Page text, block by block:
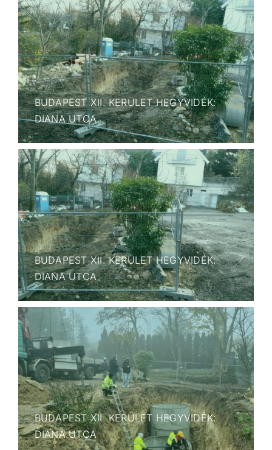
BUDAPEST XII. KERÜLET HEGYVIDÉK:
DIANA UTCA
BUDAPEST XII. KERÜLET HEGYVIDÉK:
DIANA UTCA
BUDAPEST XII. KERÜLET HEGYVIDÉK:
DIANA UTCA